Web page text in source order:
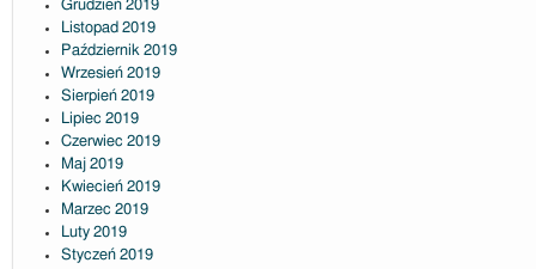
Grudzień 2019
Listopad 2019
Październik 2019
Wrzesień 2019
Sierpień 2019
Lipiec 2019
Czerwiec 2019
Maj 2019
Kwiecień 2019
Marzec 2019
Luty 2019
Styczeń 2019